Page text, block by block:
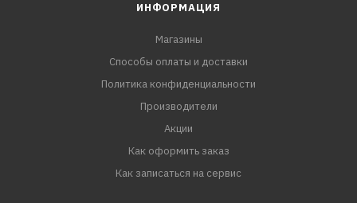
ИНФОРМАЦИЯ
Магазины
Способы оплаты и доставки
Политика конфиденциальности
Производители
Акции
Как оформить заказ
Как записаться на сервис